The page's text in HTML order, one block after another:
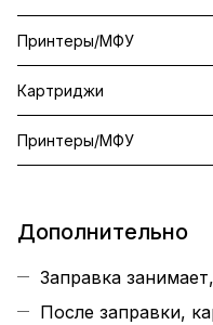
Принтеры/МФУ
Картриджи
Принтеры/МФУ
Дополнительно
Заправка
После заправки,